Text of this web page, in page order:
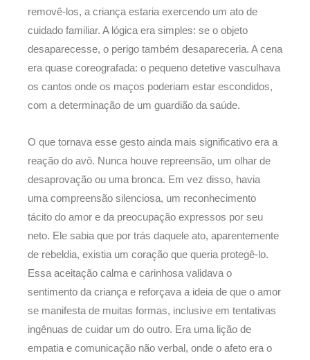
removê-los, a criança estaria exercendo um ato de
cuidado familiar. A lógica era simples: se o objeto
desaparecesse, o perigo também desapareceria. A cena
era quase coreografada: o pequeno detetive vasculhava
os cantos onde os maços poderiam estar escondidos,
com a determinação de um guardião da saúde.
O que tornava esse gesto ainda mais significativo era a
reação do avô. Nunca houve repreensão, um olhar de
desaprovação ou uma bronca. Em vez disso, havia
uma compreensão silenciosa, um reconhecimento
tácito do amor e da preocupação expressos por seu
neto. Ele sabia que por trás daquele ato, aparentemente
de rebeldia, existia um coração que queria protegê-lo.
Essa aceitação calma e carinhosa validava o
sentimento da criança e reforçava a ideia de que o amor
se manifesta de muitas formas, inclusive em tentativas
ingênuas de cuidar um do outro. Era uma lição de
empatia e comunicação não verbal, onde o afeto era o